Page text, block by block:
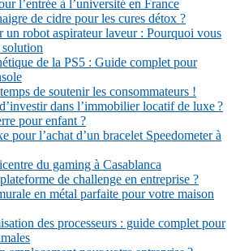
l’entrée à l’université en France
de cidre pour les cures détox ?
un robot aspirateur laveur : Pourquoi vous
solution
de la PS5 : Guide complet pour
de soutenir les consommateurs !
dans l’immobilier locatif de luxe ?
pour enfant ?
pour l’achat d’un bracelet Speedometer à
du gaming à Casablanca
de challenge en entreprise ?
en métal parfaite pour votre maison
des processeurs : guide complet pour